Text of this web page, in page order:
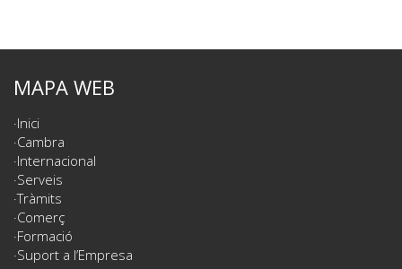
MAPA WEB
Inici
Cambra
Internacional
Serveis
Tràmits
Comerç
Formació
Suport a l’Empresa